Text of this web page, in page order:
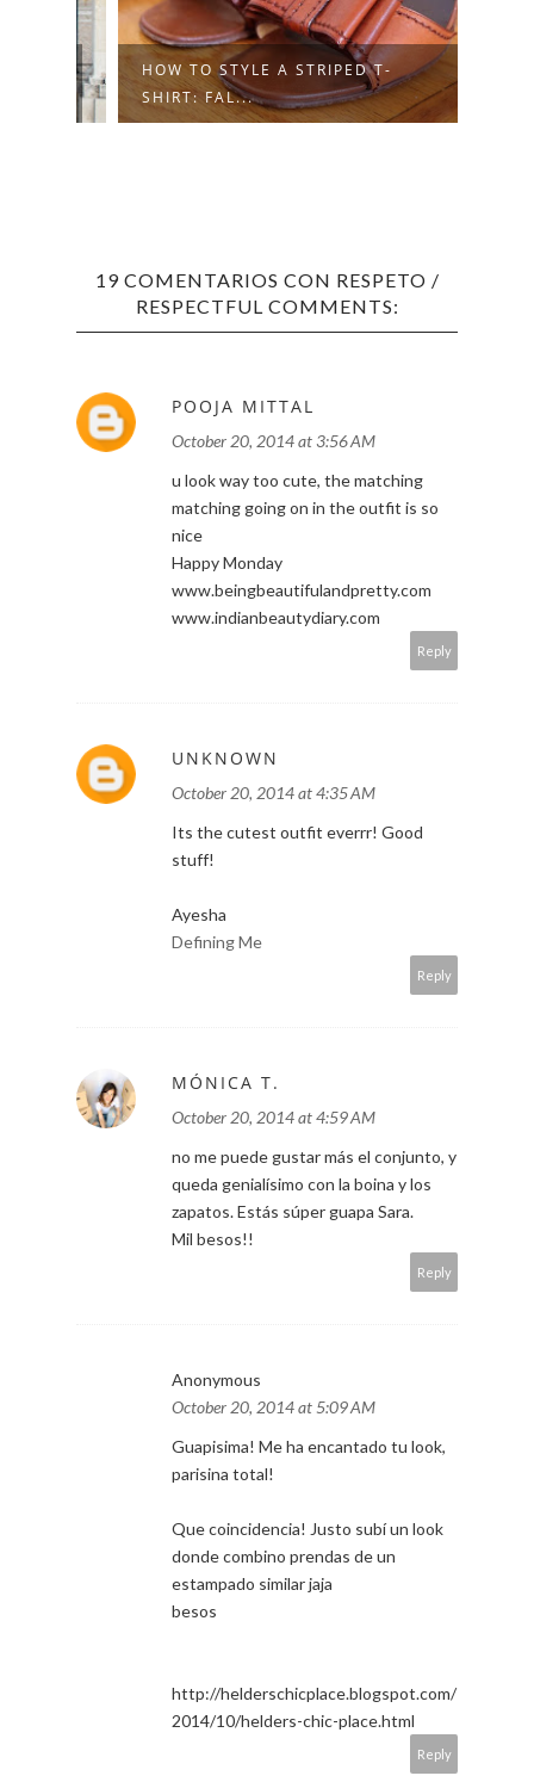
HOW TO STYLE A STRIPED T-
SHIRT: FAL...
19 COMENTARIOS CON RESPETO /
RESPECTFUL COMMENTS:
POOJA MITTAL
October 20, 2014 at 3:56 AM
u look way too cute, the matching
matching going on in the outfit is so
nice
Happy Monday
www.beingbeautifulandpretty.com
www.indianbeautydiary.com
Reply
UNKNOWN
October 20, 2014 at 4:35 AM
Its the cutest outfit everrr! Good
stuff!
Ayesha
Defining Me
Reply
MÓNICA T.
October 20, 2014 at 4:59 AM
no me puede gustar más el conjunto, y
queda genialísimo con la boina y los
zapatos. Estás súper guapa Sara.
Mil besos!!
Reply
Anonymous
October 20, 2014 at 5:09 AM
Guapisima! Me ha encantado tu look,
parisina total!
Que coincidencia! Justo subí un look
donde combino prendas de un
estampado similar jaja
besos
http://helderschicplace.blogspot.com/
2014/10/helders-chic-place.html
Reply